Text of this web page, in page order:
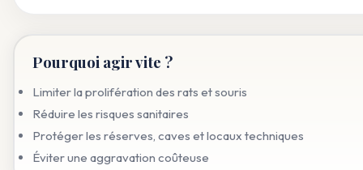
Pourquoi agir vite ?
Limiter la prolifération des rats et souris
Réduire les risques sanitaires
Protéger les réserves, caves et locaux techniques
Éviter une aggravation coûteuse